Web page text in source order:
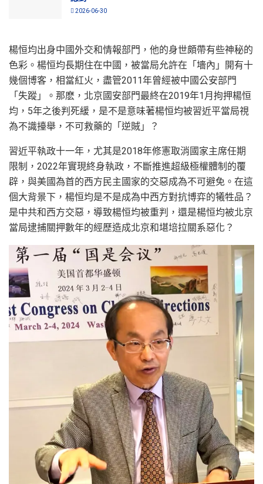
2026-06-30
楊恒均出身中國外交和情報部門，他的身世頗帶有些神秘的
色彩。楊恒均長期住在中國，被當局允許在「墻內」開有十
幾個博客，相當紅火，盡管2011年曾經被中國公安部門
「失蹤」。那麽，北京國安部門最終在2019年1月拘押楊恒
均，5年之後判死緩，是不是意味著楊恒均被習近平當局視
為不識擡舉，不可救藥的「逆賊」？
習近平執政十一年，尤其是2018年修憲取消國家主席任期
限制，2022年實現終身執政，不斷推進超級極權體制的覆
辟，與美國為首的西方民主國家的交惡成為不可避免。在這
個大背景下，楊恒均是不是成為中西方對抗博弈的犧牲品？
是中共和西方交惡，導致楊恒均被重判，還是楊恒均被北京
當局逮捕關押數年的經歷造成北京和堪培拉關系惡化？